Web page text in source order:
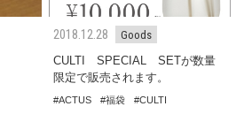
2018.12.28
Goods
CULTI SPECIAL SETが数量
限定で販売されます。
ACTUS 福袋 CULTI